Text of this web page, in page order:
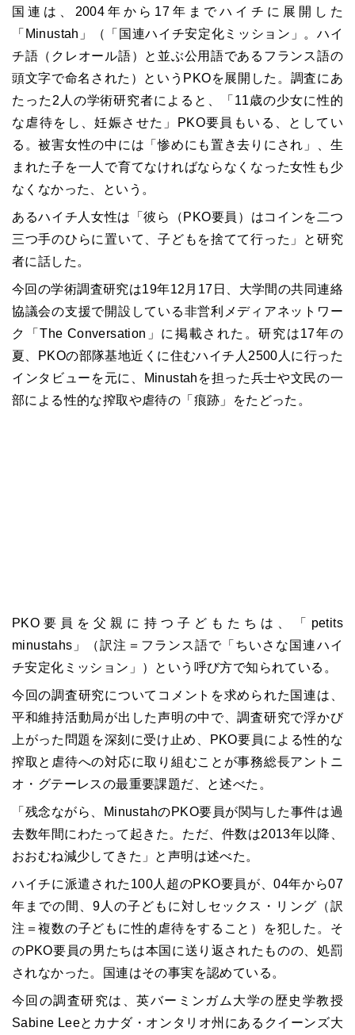
国連は、2004年から17年までハイチに展開した
「Minustah」（「国連ハイチ安定化ミッション」。ハイ
チ語（クレオール語）と並ぶ公用語であるフランス語の
頭文字で命名された）というPKOを展開した。調査にあ
たった2人の学術研究者によると、「11歳の少女に性的
な虐待をし、妊娠させた」PKO要員もいる、としてい
る。被害女性の中には「惨めにも置き去りにされ」、生
まれた子を一人で育てなければならなくなった女性も少
なくなかった、という。
あるハイチ人女性は「彼ら（PKO要員）はコインを二つ
三つ手のひらに置いて、子どもを捨てて行った」と研究
者に話した。
今回の学術調査研究は19年12月17日、大学間の共同連絡
協議会の支援で開設している非営利メディアネットワー
ク「The Conversation」に掲載された。研究は17年の
夏、PKOの部隊基地近くに住むハイチ人2500人に行った
インタビューを元に、Minustahを担った兵士や文民の一
部による性的な搾取や虐待の「痕跡」をたどった。
PKO要員を父親に持つ子どもたちは、「petits
minustahs」（訳注＝フランス語で「ちいさな国連ハイ
チ安定化ミッション」）という呼び方で知られている。
今回の調査研究についてコメントを求められた国連は、
平和維持活動局が出した声明の中で、調査研究で浮かび
上がった問題を深刻に受け止め、PKO要員による性的な
搾取と虐待への対応に取り組むことが事務総長アントニ
オ・グテーレスの最重要課題だ、と述べた。
「残念ながら、MinustahのPKO要員が関与した事件は過
去数年間にわたって起きた。ただ、件数は2013年以降、
おおむね減少してきた」と声明は述べた。
ハイチに派遣された100人超のPKO要員が、04年から07
年までの間、9人の子どもに対しセックス・リング（訳
注＝複数の子どもに性的虐待をすること）を犯した。そ
のPKO要員の男たちは本国に送り返されたものの、処罰
されなかった。国連はその事実を認めている。
今回の調査研究は、英バーミンガム大学の歴史学教授
Sabine Leeとカナダ・オンタリオ州にあるクイーンズ大